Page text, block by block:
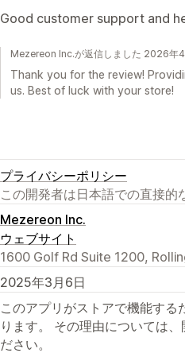
Good customer support and
Mezereon Inc.が返信しました 2026年
Thank you for the review!
us. Best of luck with your store!
プライバシーポリシー
この開発者は日本語での直接的
Mezereon Inc.
ウェブサイト
1600 Golf Rd Suite 1200,
2025年3月6日
このアプリがストアで機能す
ります。 その理由については
ださい。